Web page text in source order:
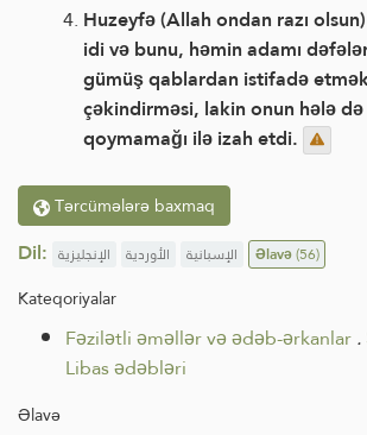
Huzeyfə (Allah ondan razı
idi və bunu, həmin adamı
gümüş qablardan istifadə
çəkindirməsi, lakin onun hələ
qoymamağı ilə izah etdi.
Tərcümələrə baxmaq
Dil: الإنجليزية الأوردية الإسبانية Əlavə(56)
Kateqoriyalar
Fəzilətli əməllər və ədəb-ərkanlar.
Libas ədəbləri
Əlavə